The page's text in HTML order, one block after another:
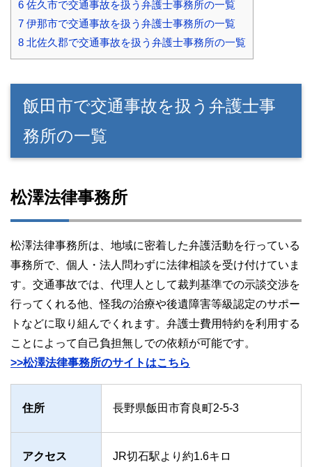
6 佐久市で交通事故を扱う弁護士事務所の一覧
7 伊那市で交通事故を扱う弁護士事務所の一覧
8 北佐久郡で交通事故を扱う弁護士事務所の一覧
飯田市で交通事故を扱う弁護士事
務所の一覧
松澤法律事務所
松澤法律事務所は、地域に密着した弁護活動を行っている
事務所で、個人・法人問わずに法律相談を受け付けていま
す。交通事故では、代理人として裁判基準での示談交渉を
行ってくれる他、怪我の治療や後遺障害等級認定のサポー
トなどに取り組んでくれます。弁護士費用特約を利用する
ことによって自己負担無しでの依頼が可能です。
>>松澤法律事務所のサイトはこちら
住所 長野県飯田市育良町2-5-3
アクセス JR切石駅より約1.6キロ